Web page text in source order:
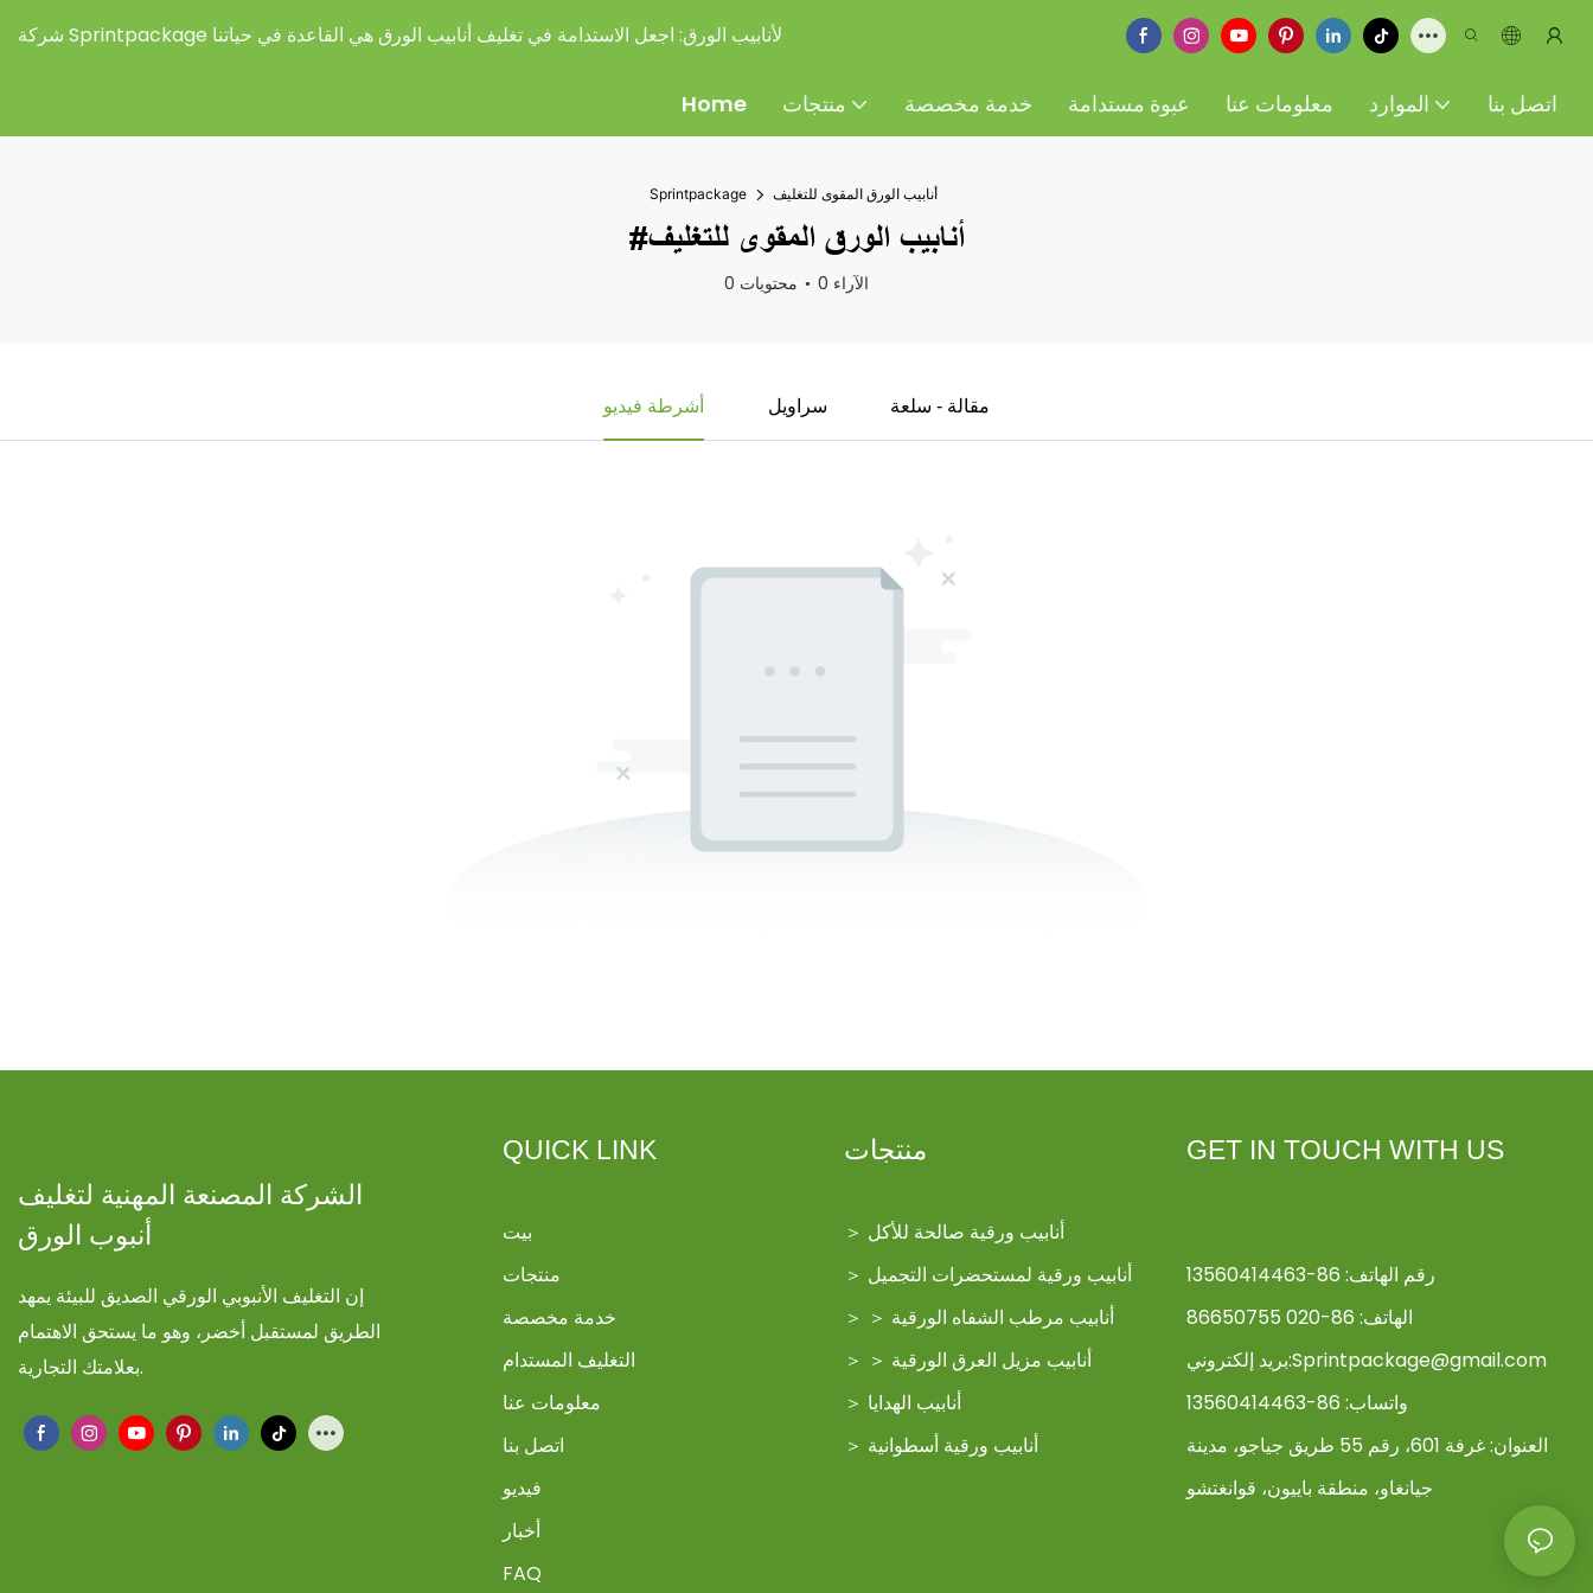
شركة Sprintpackage لأنابيب الورق: اجعل الاستدامة في تغليف أنابيب الورق هي القاعدة في حياتنا
Home منتجات خدمة مخصصة عبوة مستدامة معلومات عنا الموارد اتصل بنا
Sprintpackage أنابيب الورق المقوى للتغليف
#أنابيب الورق المقوى للتغليف
0 محتويات 0 الآراء
أشرطة فيديو سراويل مقالة - سلعة
الشركة المصنعة المهنية لتغليف
أنبوب الورق
إن التغليف الأنبوبي الورقي الصديق للبيئة يمهد
الطريق لمستقبل أخضر، وهو ما يستحق الاهتمام
بعلامتك التجارية.
QUICK LINK
بيت
منتجات
خدمة مخصصة
التغليف المستدام
معلومات عنا
اتصل بنا
فيديو
أخبار
FAQ
منتجات
＞ أنابيب ورقية صالحة للأكل
＞ أنابيب ورقية لمستحضرات التجميل
＞ ＞ أنابيب مرطب الشفاه الورقية
＞ ＞ أنابيب مزيل العرق الورقية
＞ أنابيب الهدايا
＞ أنابيب ورقية أسطوانية
GET IN TOUCH WITH US
رقم الهاتف: 86-13560414463
الهاتف: 86-020 86650755
بريد إلكتروني:Sprintpackage@gmail.com
واتساب: 86-13560414463
العنوان:
غرفة 601، رقم 55 طريق جياجو، مدينة
جيانغاو، منطقة باييون، قوانغتشو